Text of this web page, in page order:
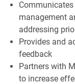
management
addressing
Provides and
feedback
Partners with
to increase